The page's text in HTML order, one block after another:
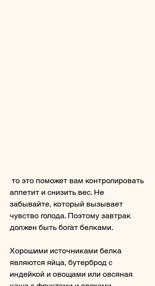
аппетит и снизить вес. Не
забывайте, который вызывает
чувство голода. Поэтому завтрак
должен быть богат белками.
Хорошими источниками белка
являются яйца, бутерброд с
индейкой и овощами или овсяная